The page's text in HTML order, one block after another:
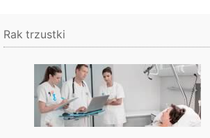
Rak trzustki